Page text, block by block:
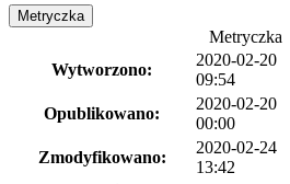
Metryczka
Metryczka
Wytworzono:
2020-02-20
09:54
Opublikowano:
2020-02-20
00:00
Zmodyfikowano:
2020-02-24
13:42